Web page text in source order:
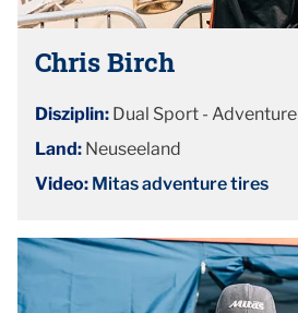
Chris Birch
Disziplin: Dual Sport - Adventure
Land: Neuseeland
Video: Mitas adventure tires